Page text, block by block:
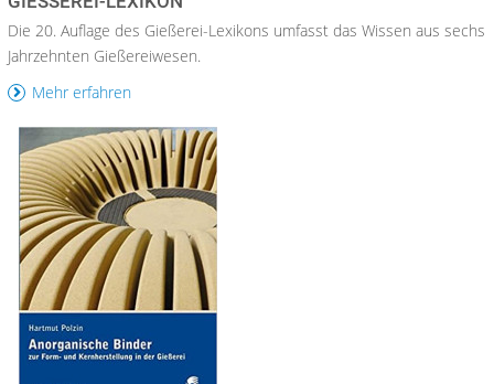
Die 20. Auflage des Gießerei-Lexikons umfasst das Wissen aus sechs
Jahrzehnten Gießereiwesen.
Mehr erfahren